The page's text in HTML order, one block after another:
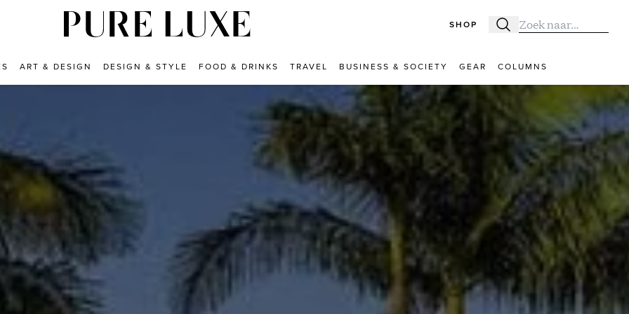
SHOP Zoeken
Zoek naar:
ART & DESIGN DESIGN & STYLE FOOD & DRINKS TRAVEL BUSINESS & SOCIETY GEAR COLUMNS